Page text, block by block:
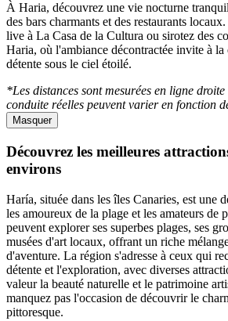
À Haria, découvrez une vie nocturne
des bars charmants et des restaurants
live à La Casa de la Cultura ou sirotez des
Haria, où l'ambiance décontractée invite à la
détente sous le ciel étoilé.
*Les distances sont mesurées en ligne
conduite réelles peuvent varier en fonction
Masquer
Découvrez les meilleures
environs
Haría, située dans les îles Canaries, est une
les amoureux de la plage et les amateurs de
peuvent explorer ses superbes plages, ses
musées d'art locaux, offrant un riche
d'aventure. La région s'adresse à ceux qui
détente et l'exploration, avec diverses
valeur la beauté naturelle et le patrimoine
manquez pas l'occasion de découvrir le
pittoresque.